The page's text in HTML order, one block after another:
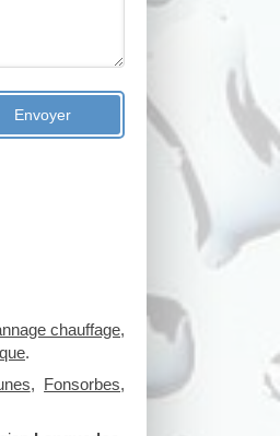
Envoyer
chauffage,
.
, Fonsorbes,